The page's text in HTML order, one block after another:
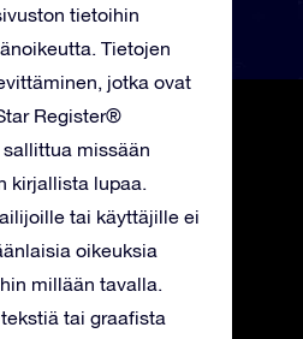
tietoihin
Tietojen
jotka ovat
Register®
missään
kirjallista lupaa.
tai käyttäjille ei
oikeuksia
millään tavalla.
tai graafista